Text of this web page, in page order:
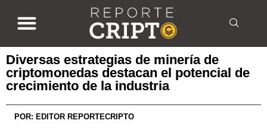
Diversas estrategias de minería de
criptomonedas destacan el potencial de
crecimiento de la industria
POR: EDITOR REPORTECRIPTO